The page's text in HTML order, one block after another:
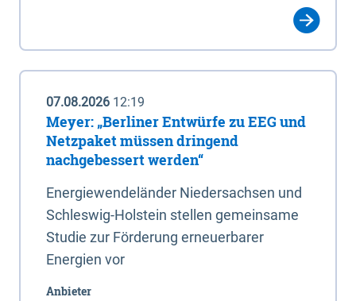
07.08.2026 12:19
Meyer: „Berliner Entwürfe zu EEG und
Netzpaket müssen dringend
nachgebessert werden“
Energiewendeländer Niedersachsen und
Schleswig-Holstein stellen gemeinsame
Studie zur Förderung erneuerbarer
Energien vor
Anbieter